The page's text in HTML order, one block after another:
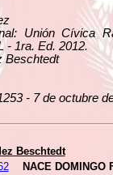
Unión Cívica
- 1ra. Ed. 2012.
Beschtedt
- 7 de octubre
Beschtedt
NACE DOMINGO